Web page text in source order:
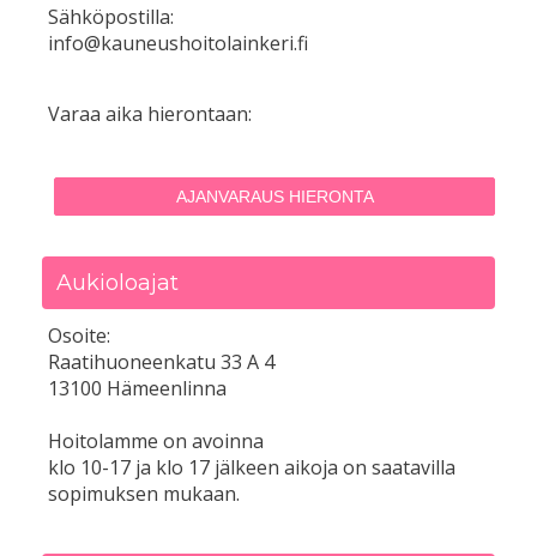
Sähköpostilla:
info@kauneushoitolainkeri.fi
Varaa aika hierontaan:
AJANVARAUS HIERONTA
Aukioloajat
Osoite:
Raatihuoneenkatu 33 A 4
13100 Hämeenlinna
Hoitolamme on avoinna
klo 10-17 ja klo 17 jälkeen aikoja on saatavilla
sopimuksen mukaan.